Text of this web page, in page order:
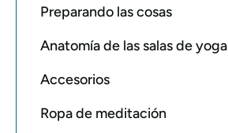
Preparando las cosas
Anatomía de las salas de yoga
Accesorios
Ropa de meditación